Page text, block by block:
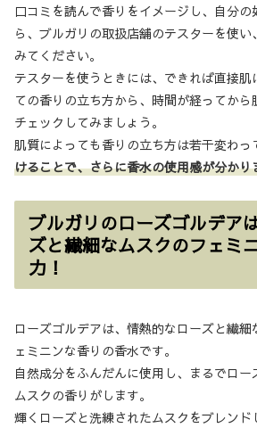
口コミを読んで香りをイメージし、自分
ら、ブルガリの取扱店舗のテスターを使
みてください。
テスターを使うときには、できれば直接
ての香りの立ち方から、時間が経ってか
チェックしてみましょう。
肌質によっても香りの立ち方は若干変わっ
けることで、さらに香水の使用感が分かり
ブルガリのローズゴルデア
ズと繊細なムスクのフェミ
力！
ローズゴルデアは、情熱的なローズと繊細
ェミニンな香りの香水です。
自然成分をふんだんに使用し、まるでロー
ムスクの香りがします。
輝くローズと洗練されたムスクをブレンド